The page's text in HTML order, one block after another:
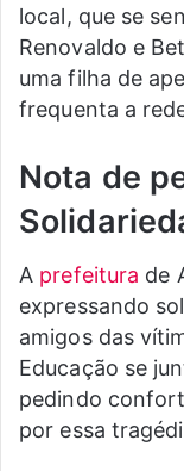
local, que se
Renovaldo e
uma filha de
frequenta a
Nota de
A prefeitura de
expressando
amigos das
Educação se
pedindo
por essa